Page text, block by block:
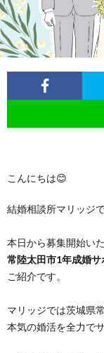
こんにちは😊
結婚相談所マリッジで
本日から募集開始い
常陸太田市1年成婚
ご紹介です。
マリッジでは茨城県
本気の婚活を全力で